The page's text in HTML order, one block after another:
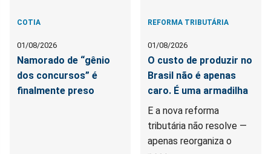
COTIA
01/08/2026
Namorado de “gênio
dos concursos” é
finalmente preso
REFORMA TRIBUTÁRIA
01/08/2026
O custo de produzir no
Brasil não é apenas
caro. É uma armadilha
E a nova reforma
tributária não resolve —
apenas reorganiza o